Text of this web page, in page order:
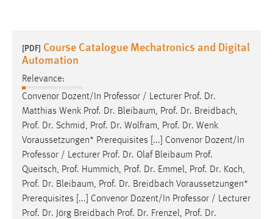
[PDF] Course Catalogue Mechatronics and Digital
Automation
Relevance:
Convenor Dozent/In Professor / Lecturer Prof. Dr.
Matthias Wenk Prof. Dr. Bleibaum, Prof. Dr. Breidbach,
Prof. Dr. Schmid, Prof. Dr. Wolfram, Prof. Dr. Wenk
Voraussetzungen* Prerequisites [...] Convenor Dozent/In
Professor / Lecturer Prof. Dr. Olaf Bleibaum Prof.
Queitsch, Prof. Hummich, Prof. Dr. Emmel, Prof. Dr. Koch,
Prof. Dr. Bleibaum, Prof. Dr. Breidbach Voraussetzungen*
Prerequisites [...] Convenor Dozent/In Professor / Lecturer
Prof. Dr. Jörg Breidbach Prof. Dr. Frenzel, Prof. Dr.